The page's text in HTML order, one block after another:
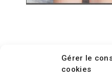
Gérer le
cookies